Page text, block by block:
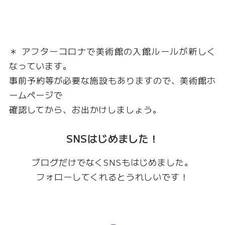
＊ アフターコロナで美術館の入館ルールが新しく
なっています。
事前予約等が必要な施設もありますので、美術館ホ
ームページで
確認してから、お出かけしましょう。
SNSはじめました！
ブログだけでなくSNSもはじめました。
フォローしてくれるとうれしいです！